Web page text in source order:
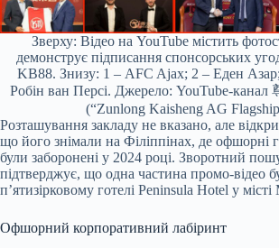
Зверху: Відео на YouTube містить
демонструє підписання спонсорських
KB88. Знизу: 1 – AFC Ajax; 2 – Еден
Робін ван Персі. Джерело: YouTube-
(“Zunlong Kaisheng AG
Розташування закладу не вказано, але
що його знімали на Філіппінах, де офшорні
були заборонені у 2024 році. Зворотний
підтверджує, що одна частина промо-відео
п’ятизірковому готелі Peninsula Hotel у
Офшорний корпоративний лабіринт